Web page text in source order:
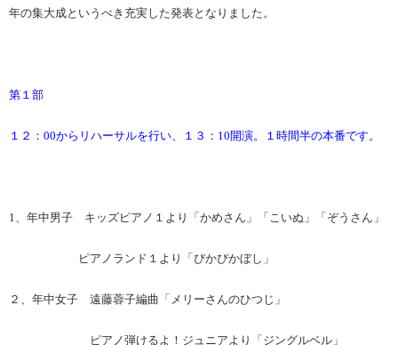
年の集大成というべき充実した発表となりました。
第１部
１２：00からリハーサルを行い、１３：10開演。１時間半の本番です。
1、年中男子 キッズピアノ１より「かめさん」「こいぬ」「ぞうさん」
ピアノランド１より「ぴかぴかぼし」
２、年中女子 遠藤蓉子編曲「メリーさんのひつじ」
ピアノ弾けるよ！ジュニアより「ジングルベル」